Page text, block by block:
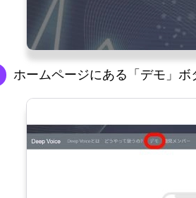
ホームページにある「デモ」ボ